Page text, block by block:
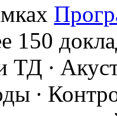
150
∙
∙